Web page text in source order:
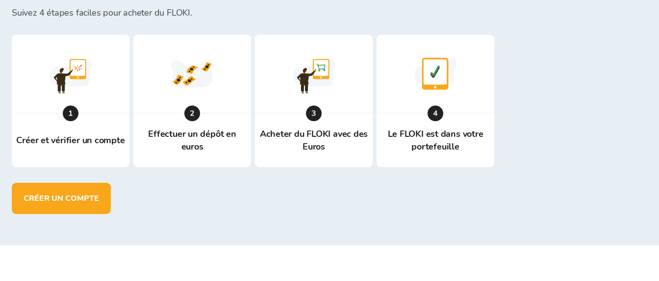
Suivez 4 étapes faciles pour acheter du FLOKI.
1
Créer et vérifier un compte
2
Effectuer un dépôt en
euros
3
Acheter du FLOKI avec des
Euros
4
Le FLOKI est dans votre
portefeuille
CRÉER UN COMPTE